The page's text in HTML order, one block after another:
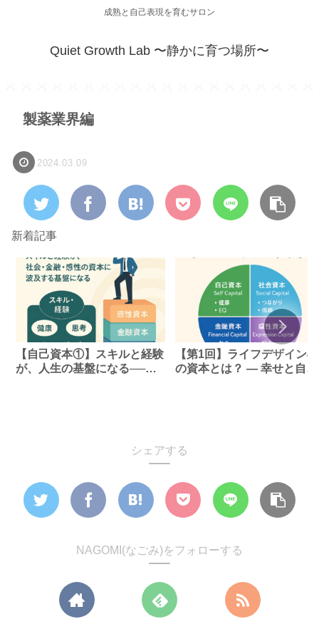
成熟と自己表現を育むサロン
Quiet Growth Lab 〜静かに育つ場所〜
製薬業界編
2024.03.09
新着記事
【自己資本①】スキルと経験
が、人生の基盤になる──す
【第1回】ライフデザイン4
の資本とは？ ― 幸せと自由
シェアする
NAGOMI(なごみ)をフォローする